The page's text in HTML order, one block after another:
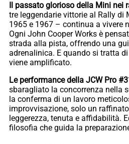
Il passato glorioso della Mini nei
tre leggendarie vittorie al Rally di
1965 e 1967 – continua a vivere
Ogni John Cooper Works è
strada alla pista, offrendo una
adrenalinica. E quando si tratta
viene amplificato.
Le performance della JCW Pro
sbaragliato la concorrenza nella
la conferma di un lavoro
improvvisazione, solo un
leggerezza, tenuta e affidabilità.
filosofia che guida la